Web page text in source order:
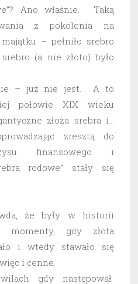
Ano właśnie. Taką
z pokolenia na
– pełniło srebro
(a nie złoto) było
– już nie jest. A to
połowie XIX wieku
złoża srebra i…
zresztą do
finansowego i
rodowe” stały się
że były w historii
momenty, gdy złota
i wtedy stawało się
i cenne.
gdy następował